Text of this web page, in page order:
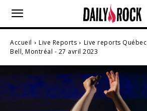
Accueil Live Reports Live reports Québec
Bell, Montréal - 27 avril 2023